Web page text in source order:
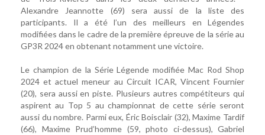
Alexandre Jeannotte (69) sera aussi de la liste des
participants. Il a été l’un des meilleurs en Légendes
modifiées dans le cadre de la première épreuve de la série au
GP3R 2024 en obtenant notamment une victoire.
Le champion de la Série Légende modifiée Mac Rod Shop
2024 et actuel meneur au Circuit ICAR, Vincent Fournier
(20), sera aussi en piste. Plusieurs autres compétiteurs qui
aspirent au Top 5 au championnat de cette série seront
aussi du nombre. Parmi eux, Éric Boisclair (32), Maxime Tardif
(66), Maxime Prud’homme (59, photo ci-dessus), Gabriel